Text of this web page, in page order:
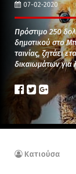
07-02-2020
Πρόστιμο 250
δημοτικού στο
ταινίας, ζητάει
δικαιωμάτων για
Κατιούσα